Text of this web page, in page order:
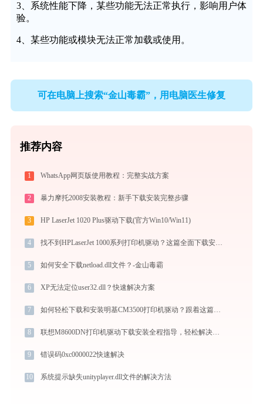
3、系统性能下降，某些功能无法正常执行，影响用户体
验。
4、某些功能或模块无法正常加载或使用。
可在电脑上搜索“金山毒霸”，用电脑医生修复
推荐内容
1 WhatsApp网页版使用教程：完整实战方案
2 暴力摩托2008安装教程：新手下载安装完整步骤
3 HP LaserJet 1020 Plus驱动下载(官方Win10/Win11)
4 找不到HPLaserJet 1000系列打印机驱动？这篇全面下载安装指南帮到你
5 如何安全下载netload.dll文件？-金山毒霸
6 XP无法定位user32.dll？快速解决方案
7 如何轻松下载和安装明基CM3500打印机驱动？跟着这篇指南走
8 联想M8600DN打印机驱动下载安装全程指导，轻松解决打印问题
9 错误码0xc0000022快速解决
10 系统提示缺失unityplayer.dll文件的解决方法